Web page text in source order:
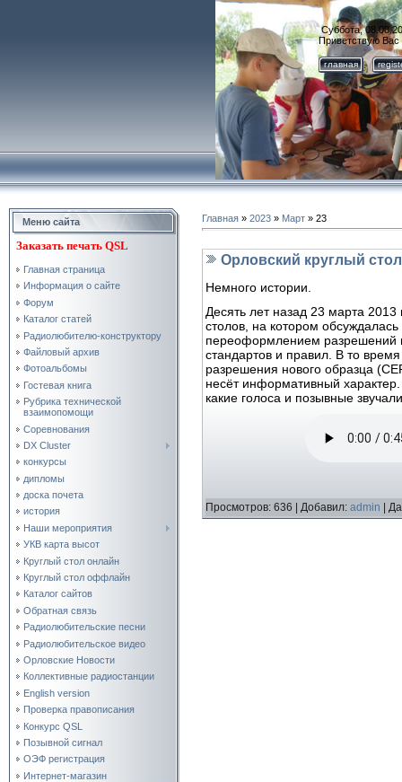
Суббота,
Приветствую Вас
главная
Меню сайта
Заказать печать QSL
Главная страница
Информация о сайте
Форум
Каталог статей
Радиолюбителю-конструктору
Файловый архив
Фотоальбомы
Гостевая книга
Рубрика технической
взаимопомощи
Соревнования
DX Cluster
конкурсы
дипломы
доска почета
история
Наши мероприятия
УКВ карта высот
Круглый стол онлайн
Круглый стол оффлайн
Каталог сайтов
Обратная связь
Радиолюбительские песни
Радиолюбительское видео
Орловские Новости
Коллективные радиостанции
English version
Проверка правописания
Конкурс QSL
Позывной сигнал
ОЭФ регистрация
Интернет-магазин
Главная » 2023 » Март » 23
Орловский круглый
Немного истории.
Десять лет назад 23 марта 2013
столов, на котором
переоформлением разрешений
стандартов и правил. В то
разрешения нового образца
несёт информативный
какие голоса и позывные
Просмотров: 636 | Добавил: admin |